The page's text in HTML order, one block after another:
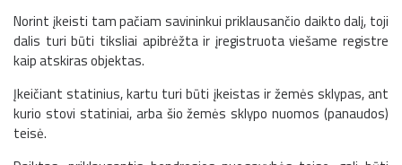
Norint įkeisti tam pačiam savininkui priklausančio daikto dalį, toji
dalis turi būti tiksliai apibrėžta ir įregistruota viešame registre
kaip atskiras objektas.
Įkeičiant statinius, kartu turi būti įkeistas ir žemės sklypas, ant
kurio stovi statiniai, arba šio žemės sklypo nuomos (panaudos)
teisė.